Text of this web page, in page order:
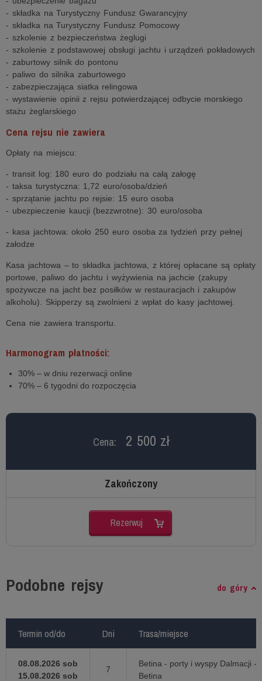
- składka na Turystyczny Fundusz Gwarancyjny
- składka na Turystyczny Fundusz Pomocowy
- szkolenie z bezpieczeństwa żeglugi
- szkolenie z podstawowej obsługi jachtu i urządzeń pokładowych
- zaburtowy silnik do pontonu
- paliwo do silnika zaburtowego
- zabezpieczająca siatka relingowa
- wystawienie opinii z rejsu potwierdzającej odbycie morskiego
stażu żeglarskiego
Cena rejsu nie zawiera
Opłaty na miejscu:
- transit log: 180 euro do podziału na całą załogę
- taksa turystyczna: 1,72 euro/osoba/dzień
- sprzątanie jachtu po rejsie: 15 euro osoba
- ubezpieczenie kaucji (bezzwrotne): 30 euro/osoba
- kasa jachtowa: około 250 euro osoba za tydzień przy pełnej
załodze
Kasa jachtowa – to składka jachtowa, z której opłacane są opłaty
portowe, paliwo do jachtu i wyżywienia na jachcie (zakupy
spożywcze na jacht bez posiłków w restauracjach i zakupów
alkoholu). Skipperzy są zwolnieni z wpłat do kasy jachtowej.
Cena nie zawiera transportu.
Harmonogram płatności:
30% – w dniu rezerwacji online
70% – 6 tygodni do rozpoczęcia
Cena: 2 500 zł
Zakończony
Rezerwuj
Podobne rejsy do góry
Termin od/do Dni Trasa/miejsce
08.08.2026 sob
15.08.2026 sob
7
Betina - porty i wyspy Dalmacji -
Betina
Termin od/do Dni Trasa/miejsce